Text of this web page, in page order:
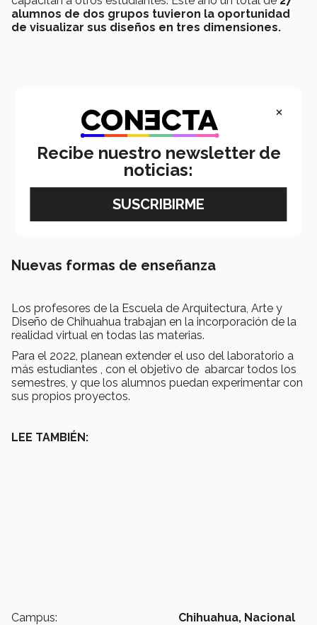
alumnos de dos grupos tuvieron la oportunidad
de visualizar sus diseños en tres dimensiones.
Nuevas formas de enseñanza
Los profesores de la Escuela de Arquitectura, Arte y
Diseño de Chihuahua trabajan en la incorporación de la
realidad virtual en todas las materias.
Para el 2022, planean extender el uso del laboratorio a
más estudiantes , con el objetivo de abarcar todos los
semestres, y que los alumnos puedan experimentar con
sus propios proyectos.
LEE TAMBIÉN:
Campus: Chihuahua, Nacional
×
Recibe nuestro newsletter de
noticias: